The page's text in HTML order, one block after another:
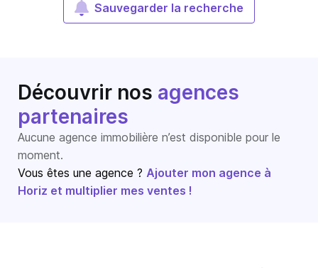
Sauvegarder la recherche
Découvrir nos agences
partenaires
Aucune agence immobilière n’est disponible pour le
moment.
Vous êtes une agence ? Ajouter mon agence à
Horiz et multiplier mes ventes !